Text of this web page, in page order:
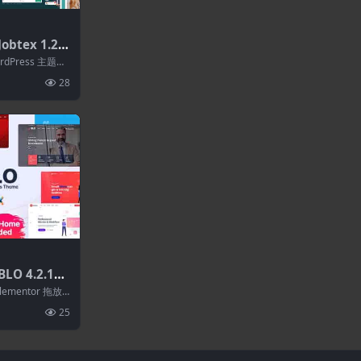
1.2.2
主题主题是
28
4.2.1–
主题拖放
25